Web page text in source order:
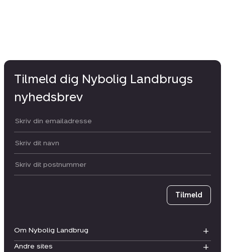
Om Nybolig Landbrug
Andre sites
Tilmeld dig Nybolig Landbrugs
nyhedsbrev
Din email:
Dit navn:
Postnummer
Tilmeld